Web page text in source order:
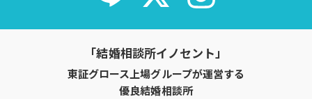
「結婚相談所イノセント」
東証グロース上場グループが運営する
優良結婚相談所